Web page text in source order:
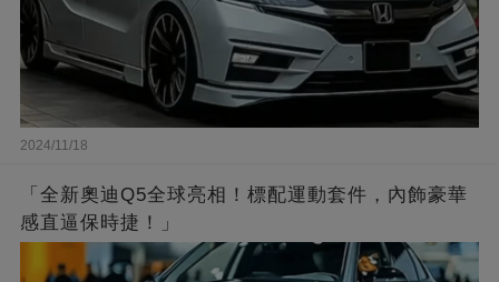
2024/11/18
「全新奧迪Q5全球亮相！標配運動套件，內飾豪華
感直逼保時捷！」